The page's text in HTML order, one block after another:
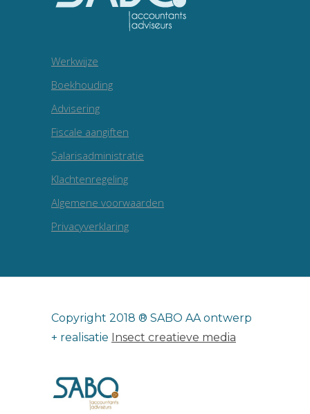
Werkwijze
Boekhouding
Advisering
Fiscale aangiften
Salarisadministratie
Klachtenregeling
Algemene voorwaarden
Privacyverklaring
Copyright 2018 ® SABO AA ontwerp
+ realisatie Insect creatieve media